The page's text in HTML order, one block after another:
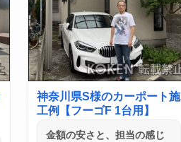
神奈川県S様のカーポート施
工例【フーゴF 1台用】
金額の安さと、担当の感じ